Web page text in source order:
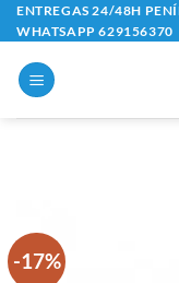
Saltar
al
contenido
ENTREGAS 24/48H
WHATSAPP 629156370
-17%